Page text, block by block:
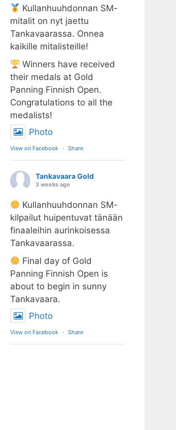
Kullanhuuhdonnan SM-
mitalit on nyt jaettu
Tankavaarassa. Onnea
kaikille mitalisteille!
Winners have received
their medals at Gold
Panning Finnish Open.
Congratulations to all the
medalists!
Photo
View on Facebook · Share
Tankavaara Gold
3 weeks ago
Kullanhuuhdonnan SM-
kilpailut huipentuvat tänään
finaaleihin aurinkoisessa
Tankavaarassa.
Final day of Gold
Panning Finnish Open is
about to begin in sunny
Tankavaara.
Photo
View on Facebook · Share